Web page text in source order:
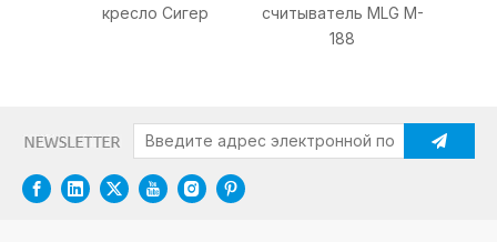
кресло Сигер
считыватель MLG M-
188